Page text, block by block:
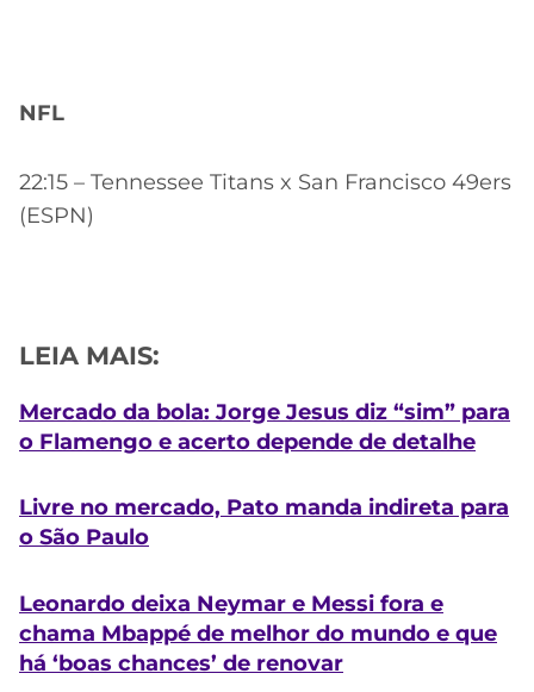
NFL
22:15 – Tennessee Titans x San Francisco 49ers
(ESPN)
LEIA MAIS:
Mercado da bola: Jorge Jesus diz “sim” para
o Flamengo e acerto depende de detalhe
Livre no mercado, Pato manda indireta para
o São Paulo
Leonardo deixa Neymar e Messi fora e
chama Mbappé de melhor do mundo e que
há ‘boas chances’ de renovar